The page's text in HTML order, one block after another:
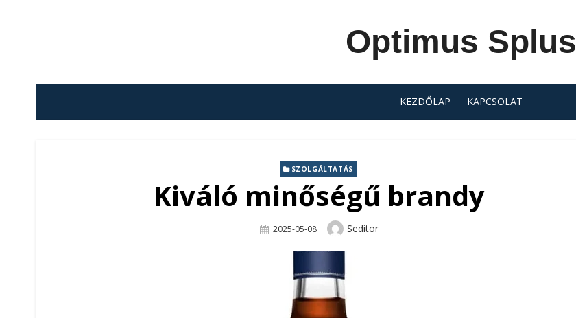
Optimus Splus
KEZDŐLAP KAPCSOLAT
SZOLGÁLTATÁS
Kiváló minőségű brandy
Posted
2025-05-08 Author
Seditor